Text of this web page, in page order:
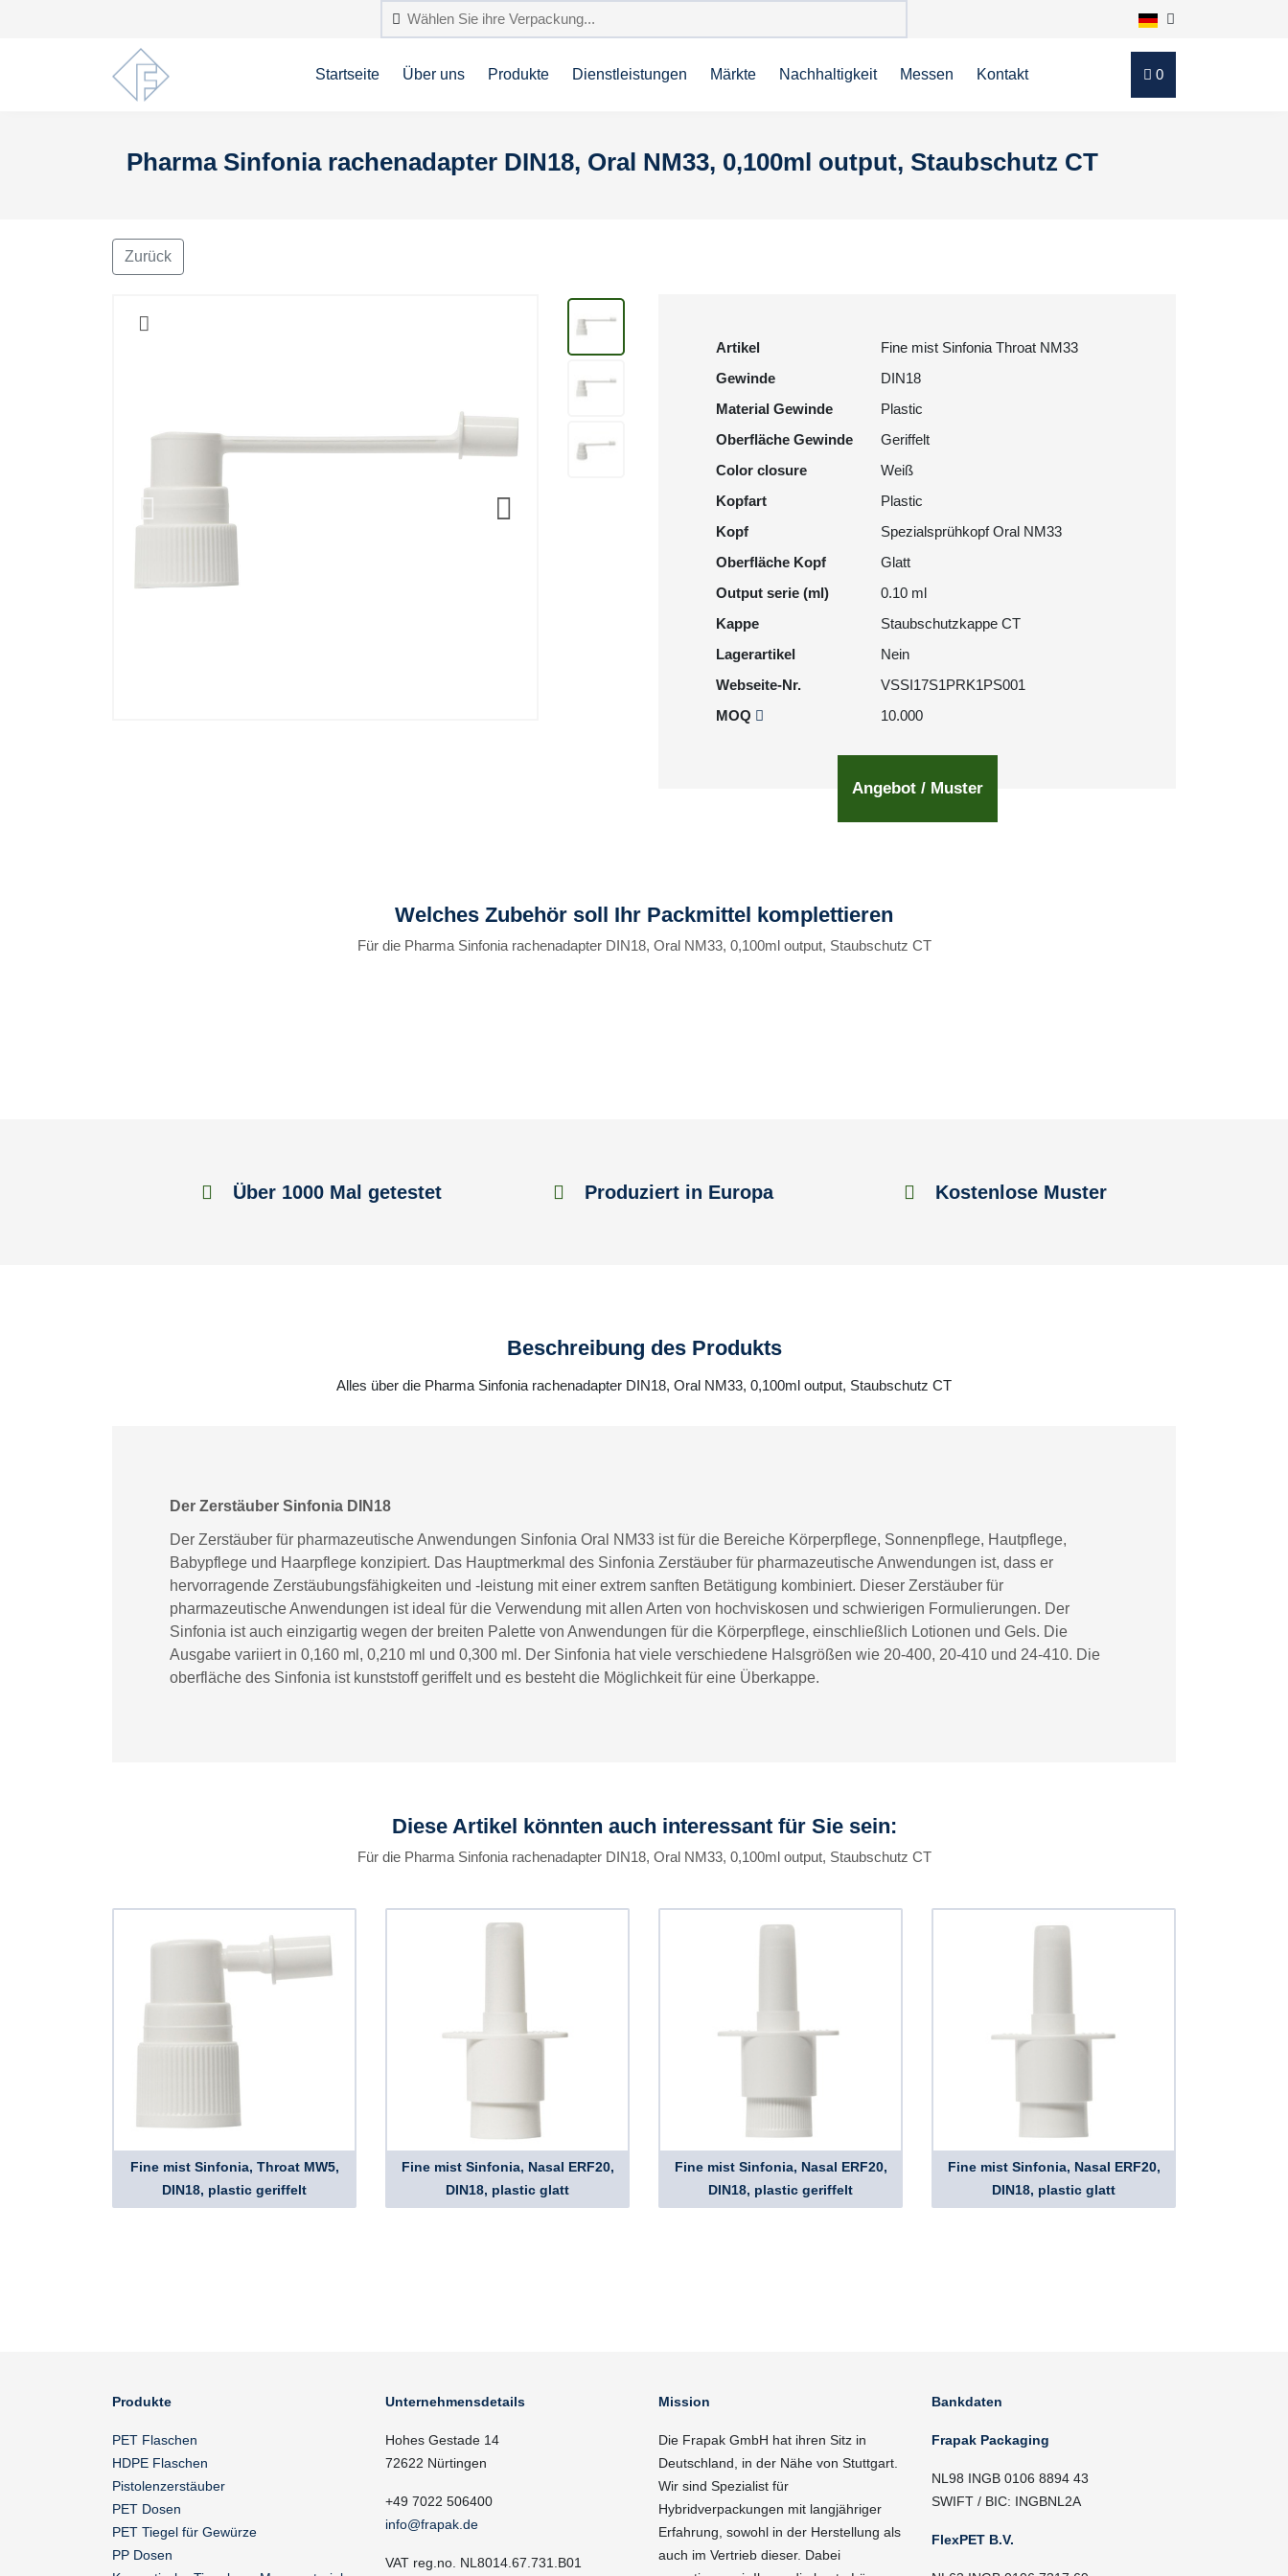
Startseite Über uns Produkte Dienstleistungen Märkte Nachhaltigkeit Messen Kontakt 0
Pharma Sinfonia rachenadapter DIN18, Oral NM33, 0,100ml output, Staubschutz CT
Zurück
Artikel
Fine mist Sinfonia Throat NM33
Gewinde
DIN18
Material Gewinde
Plastic
Oberfläche Gewinde
Geriffelt
Color closure
Weiß
Kopfart
Plastic
Kopf
Spezialsprühkopf Oral NM33
Oberfläche Kopf
Glatt
Output serie (ml)
0.10 ml
Kappe
Staubschutzkappe CT
Lagerartikel
Nein
Webseite-Nr.
VSSI17S1PRK1PS001
MOQ
10.000
Angebot / Muster
Welches Zubehör soll Ihr Packmittel komplettieren
Für die Pharma Sinfonia rachenadapter DIN18, Oral NM33, 0,100ml output, Staubschutz CT
Über 1000 Mal getestet Produziert in Europa Kostenlose Muster
Beschreibung des Produkts
Alles über die Pharma Sinfonia rachenadapter DIN18, Oral NM33, 0,100ml output, Staubschutz CT
Der Zerstäuber Sinfonia DIN18
Der Zerstäuber für pharmazeutische Anwendungen Sinfonia Oral NM33 ist für die Bereiche Körperpflege, Sonnenpflege, Hautpflege,
Babypflege und Haarpflege konzipiert. Das Hauptmerkmal des Sinfonia Zerstäuber für pharmazeutische Anwendungen ist, dass er
hervorragende Zerstäubungsfähigkeiten und -leistung mit einer extrem sanften Betätigung kombiniert. Dieser Zerstäuber für
pharmazeutische Anwendungen ist ideal für die Verwendung mit allen Arten von hochviskosen und schwierigen Formulierungen. Der
Sinfonia ist auch einzigartig wegen der breiten Palette von Anwendungen für die Körperpflege, einschließlich Lotionen und Gels. Die
Ausgabe variiert in 0,160 ml, 0,210 ml und 0,300 ml. Der Sinfonia hat viele verschiedene Halsgrößen wie 20-400, 20-410 und 24-410. Die
oberfläche des Sinfonia ist kunststoff geriffelt und es besteht die Möglichkeit für eine Überkappe.
Diese Artikel könnten auch interessant für Sie sein:
Für die Pharma Sinfonia rachenadapter DIN18, Oral NM33, 0,100ml output, Staubschutz CT
Fine mist Sinfonia, Throat MW5,
DIN18, plastic geriffelt
Fine mist Sinfonia, Nasal ERF20,
DIN18, plastic glatt
Fine mist Sinfonia, Nasal ERF20,
DIN18, plastic geriffelt
Fine mist Sinfonia, Nasal ERF20,
DIN18, plastic glatt
Produkte
PET Flaschen
HDPE Flaschen
Pistolenzerstäuber
PET Dosen
PET Tiegel für Gewürze
PP Dosen
Unternehmensdetails
Hohes Gestade 14
72622 Nürtingen
+49 7022 506400
info@frapak.de
VAT reg.no. NL8014.67.731.B01
Mission
Die Frapak GmbH hat ihren Sitz in
Deutschland, in der Nähe von Stuttgart.
Wir sind Spezialist für
Hybridverpackungen mit langjähriger
Erfahrung, sowohl in der Herstellung als
auch im Vertrieb dieser. Dabei
Bankdaten
Frapak Packaging
NL98 INGB 0106 8894 43
SWIFT / BIC: INGBNL2A
FlexPET B.V.